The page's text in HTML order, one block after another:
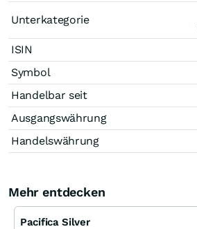
Unterkategorie
ISIN
Symbol
Handelbar seit
Ausgangswährung
Handelswährung
Mehr entdecken
Pacifica Silver